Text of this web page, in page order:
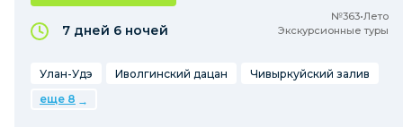
№363•Лето
Экскурсионные туры
7 дней 6 ночей
Улан-Удэ Иволгинский дацан
Чивыркуйский залив
еще 8